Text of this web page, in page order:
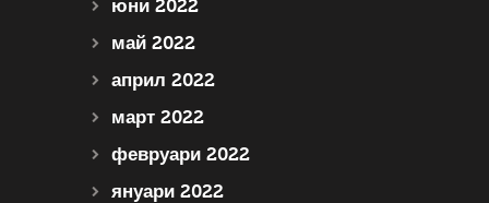
юни 2022
май 2022
април 2022
март 2022
февруари 2022
януари 2022